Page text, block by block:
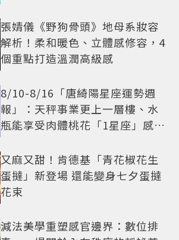
張婧儀《野狗骨頭》地母系妝容
解析！柔和暖色、立體感修容，4
個重點打造溫潤高級感
8/10-8/16「唐綺陽星座運勢週
報」：天秤事業更上一層樓、水
瓶能享受肉體桃花「1星座」感情
又麻又甜！肯德基「青花椒花生
蛋撻」新登場 還能變身七夕蛋撻
花束
減法美學重塑感官邊界：數位排